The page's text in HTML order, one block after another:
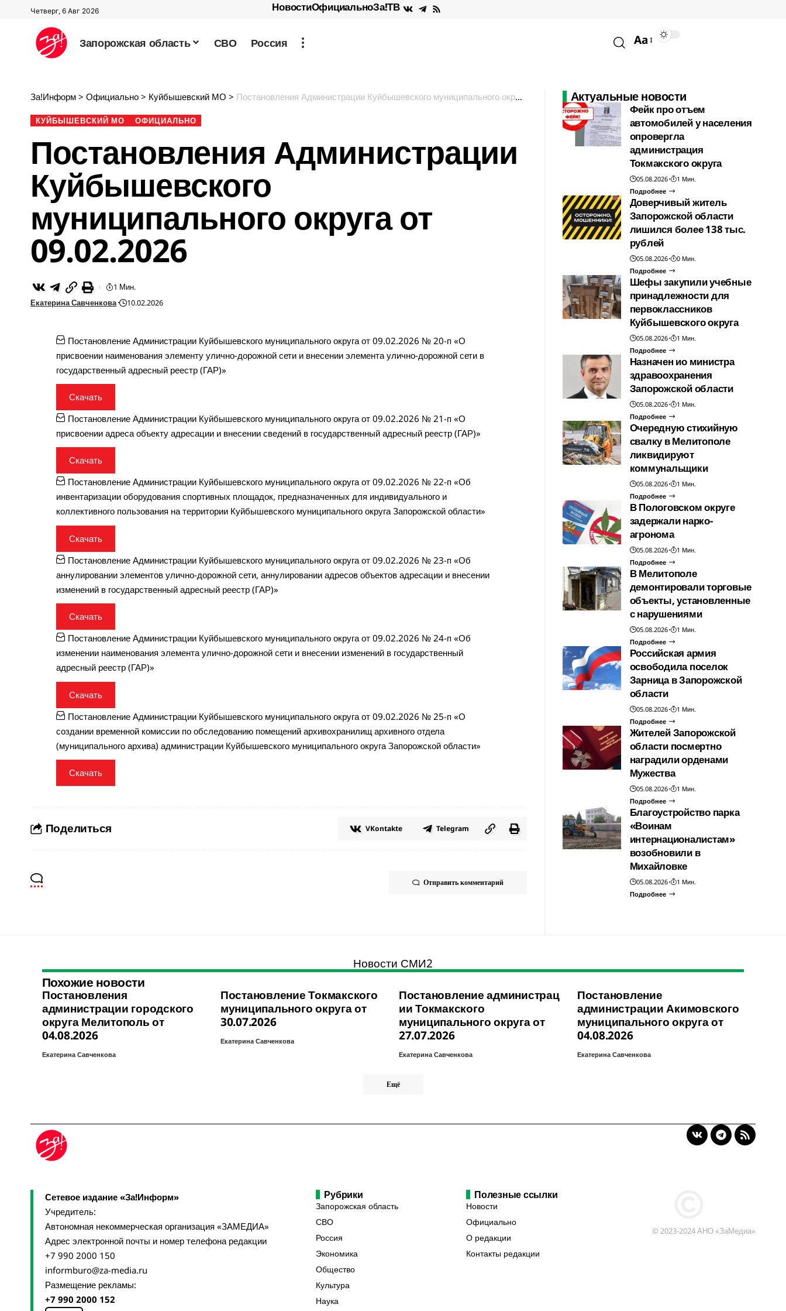
Четверг, 6 Авг 2026 НовостиОфициальноЗа!ТВ
Запорожская область СВО Россия Aa
За!Информ > Официально > Куйбышевский МО > Постановления Администрации Куйбышевского муниципального округа от 09.02.2026
КУЙБЫШЕВСКИЙ МО ОФИЦИАЛЬНО
Постановления Администрации
Куйбышевского
муниципального округа от
09.02.2026
Екатерина Савченкова 10.02.2026
1 Мин.
Постановление Администрации Куйбышевского муниципального округа от 09.02.2026 № 20-п «О
присвоении наименования элементу улично-дорожной сети и внесении элемента улично-дорожной сети в
государственный адресный реестр (ГАР)»
Скачать
Постановление Администрации Куйбышевского муниципального округа от 09.02.2026 № 21-п «О
присвоении адреса объекту адресации и внесении сведений в государственный адресный реестр (ГАР)»
Скачать
Постановление Администрации Куйбышевского муниципального округа от 09.02.2026 № 22-п «Об
инвентаризации оборудования спортивных площадок, предназначенных для индивидуального и
коллективного пользования на территории Куйбышевского муниципального округа Запорожской области»
Скачать
Постановление Администрации Куйбышевского муниципального округа от 09.02.2026 № 23-п «Об
аннулировании элементов улично-дорожной сети, аннулировании адресов объектов адресации и внесении
изменений в государственный адресный реестр (ГАР)»
Скачать
Постановление Администрации Куйбышевского муниципального округа от 09.02.2026 № 24-п «Об
изменении наименования элемента улично-дорожной сети и внесении изменений в государственный
адресный реестр (ГАР)»
Скачать
Постановление Администрации Куйбышевского муниципального округа от 09.02.2026 № 25-п «О
создании временной комиссии по обследованию помещений архивохранилищ архивного отдела
(муниципального архива) администрации Куйбышевского муниципального округа Запорожской области»
Скачать
Поделиться VKontakte Telegram
Отправить комментарий
Актуальные новости
Фейк про отъем
автомобилей у населения
опровергла
администрация
Токмакского округа
05.08.2026
1 Мин.
Подробнее
Доверчивый житель
Запорожской области
лишился более 138 тыс.
рублей
05.08.2026
0 Мин.
Подробнее
Шефы закупили учебные
принадлежности для
первоклассников
Куйбышевского округа
05.08.2026
1 Мин.
Подробнее
Назначен ио министра
здравоохранения
Запорожской области
05.08.2026
1 Мин.
Подробнее
Очередную стихийную
свалку в Мелитополе
ликвидируют
коммунальщики
05.08.2026
1 Мин.
Подробнее
В Пологовском округе
задержали нарко-
агронома
05.08.2026
1 Мин.
Подробнее
В Мелитополе
демонтировали торговые
объекты, установленные
с нарушениями
05.08.2026
1 Мин.
Подробнее
Российская армия
освободила поселок
Зарница в Запорожской
области
05.08.2026
1 Мин.
Подробнее
Жителей Запорожской
области посмертно
наградили орденами
Мужества
05.08.2026
1 Мин.
Подробнее
Благоустройство парка
«Воинам
интернационалистам»
возобновили в
Михайловке
05.08.2026
1 Мин.
Подробнее
Новости СМИ2
Похожие новости
Постановления
администрации городского
округа Мелитополь от
04.08.2026
Екатерина Савченкова
Постановление Токмакского
муниципального округа от
30.07.2026
Екатерина Савченкова
Постановление администрац
ии Токмакского
муниципального округа от
27.07.2026
Екатерина Савченкова
Постановление
администрации Акимовского
муниципального округа от
04.08.2026
Екатерина Савченкова
Ещё
Сетевое издание «За!Информ»
Учредитель:
Автономная некоммерческая организация «ЗАМЕДИА»
Адрес электронной почты и номер телефона редакции
+7 990 2000 150
informburo@za-media.ru
Размещение рекламы:
+7 990 2000 152
Рубрики
Запорожская область
СВО
Россия
Экономика
Общество
Культура
Наука
Полезные ссылки
Новости
Официально
О редакции
Контакты редакции
© 2023-2024 АНО «ЗаМедиа»